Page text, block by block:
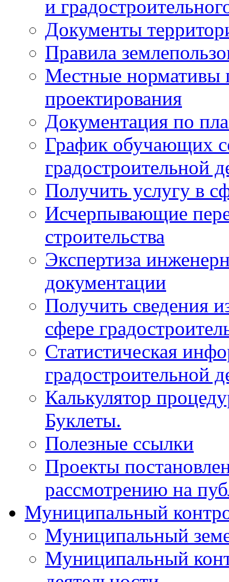
и
Документы
Правила
Местные нормативы
проектирования
Документация по
График обучающих
градостроительной
Получить услугу в
Исчерпывающие
строительства
Экспертиза
документации
Получить сведения
сфере
Статистическая
градостроительной
Калькулятор
Буклеты.
Полезные ссылки
Проекты
рассмотрению на
Муниципальный
Муниципальный
Муниципальный